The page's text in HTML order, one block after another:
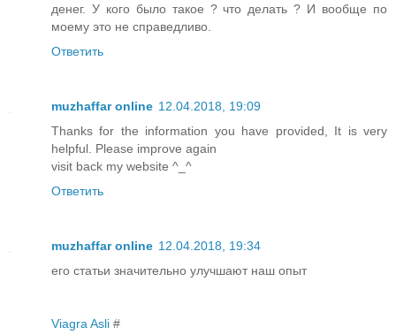
денег. У кого было такое ? что делать ? И вообще по
моему это не справедливо.
Ответить
muzhaffar online 12.04.2018, 19:09
Thanks for the information you have provided, It is very
helpful. Please improve again
visit back my website ^_^
Ответить
muzhaffar online 12.04.2018, 19:34
его статьи значительно улучшают наш опыт
Viagra Asli #